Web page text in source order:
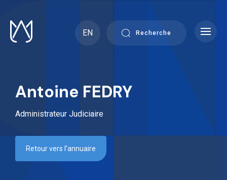
content
EN
Recherche
Antoine FEDRY
Administrateur Judiciaire
Retour vers l’annuaire